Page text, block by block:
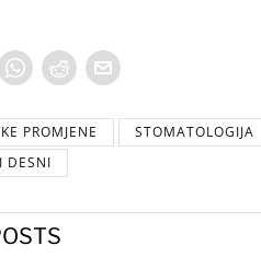
PROMJENE STOMATOLOGIJA
DESNI